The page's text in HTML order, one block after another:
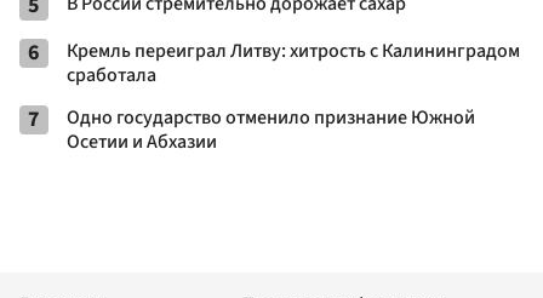
6
Кремль переиграл Литву: хитрость с Калининградом
сработала
7
Одно государство отменило признание Южной
Осетии и Абхазии